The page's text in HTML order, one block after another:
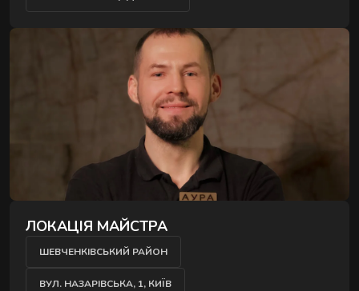
ЛОКАЦІЯ МАЙСТРА
ШЕВЧЕНКІВСЬКИЙ РАЙОН
ВУЛ. НАЗАРІВСЬКА, 1, КИЇВ
ЕКСКЛЮЗИВНІ МАСАЖІ
Особливі техніки та формати для глибшого
РИТУАЛИ ВІДНОВЛЕННЯ
відновлення тіла та внутрішнього балансу.